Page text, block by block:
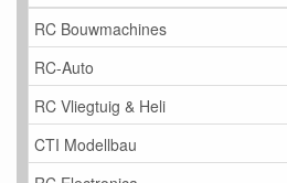
RC Bouwmachines
RC-Auto
RC Vliegtuig & Heli
CTI Modellbau